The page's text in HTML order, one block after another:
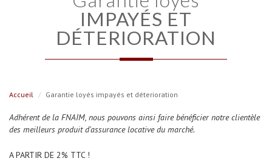
IMPAYÉS ET
DÉTERIORATION
Accueil Garantie loyés impayés et déterioration
Adhérent de la FNAIM, nous pouvons ainsi faire bénéficier notre clientèle
des meilleurs produit d'assurance locative du marché.
A PARTIR DE 2% TTC !